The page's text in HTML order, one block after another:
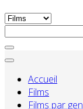
Accueil
Films
Films par